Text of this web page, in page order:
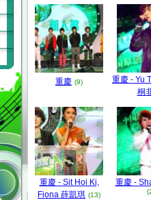
重慶 (9)
重慶 - Yu
桐
重慶 - Sit Hoi Ki,
Fiona 薛凱琪 (13)
重慶 -